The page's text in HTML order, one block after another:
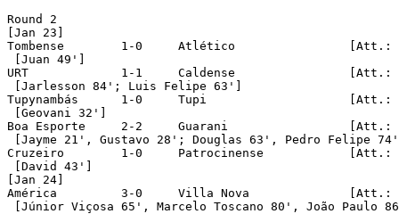
Round 2
[Jan 23]
Tombense	1-0	Atlético		[Att.: 907]
[Juan 49']
URT		1-1	Caldense		[Att.: 1,443]
[Jarlesson 84'; Luis Felipe 63']
Tupynambás	1-0	Tupi			[Att.: 5,770]
[Geovani 32']
Boa Esporte	2-2	Guarani			[Att.: 730]
[Jayme 21', Gustavo 28'; Douglas 63', Pedro Felipe
Cruzeiro	1-0	Patrocinense		[Att.: 15,141]
[David 43']
[Jan 24]
América		3-0	Villa Nova		[Att.: 2,779]
[Júnior Viçosa 65', Marcelo Toscano 80', João Paulo